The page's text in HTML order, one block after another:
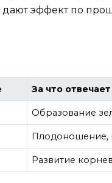
эффект по
За что
Образование
Плодоношение,
Развитие